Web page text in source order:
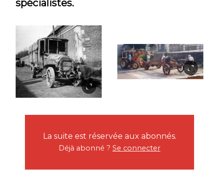
spécialistes.
La suite est réservée aux abonnés.
Déjà abonné ? Se connecter